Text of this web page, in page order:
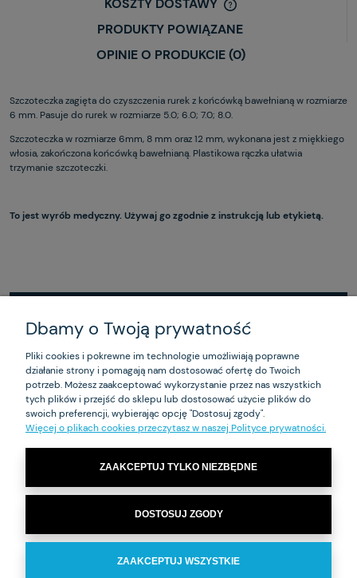
KOSZTY DOSTAWY
PRODUKTY POWIĄZANE
OPINIE O PRODUKCIE (0)
Szczoteczka zagięta do czyszczenia rurek z końcówką bawełnianą w rozmiarze
6 mm. Pasuje do rurek w rozmiarze 5.0; 6.0; 7.0; 8.0.
Szczoteczka w rozmiarze 6mm, 8 mm oraz 12 mm, wykonana jest z miękkiego
włosia, zakończona końcówką bawełnianą. Plastikowa rączka ułatwia
trzymanie szczoteczki.
To jest wyrób medyczny. Używaj go zgodnie z instrukcją lub etykietą.
ZAKUPY
POMOC
MOJE KONTO
INFORMACJE
+48 22 869 93 60| e-mail: zamowienia@majer.com.pl
Dbamy o Twoją prywatność
Pliki cookies i pokrewne im technologie umożliwiają poprawne
działanie strony i pomagają nam dostosować ofertę do Twoich
potrzeb. Możesz zaakceptować wykorzystanie przez nas wszystkich
tych plików i przejść do sklepu lub dostosować użycie plików do
swoich preferencji, wybierając opcję "Dostosuj zgody".
Więcej o plikach cookies przeczytasz w naszej Polityce prywatności.
ZAAKCEPTUJ TYLKO NIEZBĘDNE
DOSTOSUJ ZGODY
ZAAKCEPTUJ WSZYSTKIE